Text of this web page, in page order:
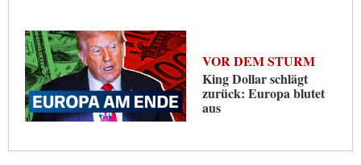
VOR DEM STURM
King Dollar schlägt
zurück: Europa blutet
aus